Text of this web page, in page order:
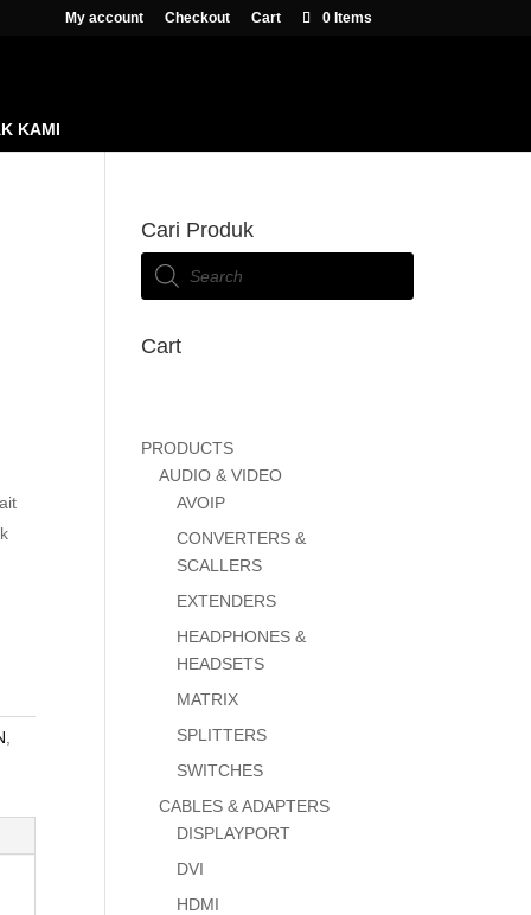
My account Checkout Cart 0 Items
KAMI
Cari Produk
Products
search
Cart
PRODUCTS
AUDIO & VIDEO
AVOIP
CONVERTERS &
SCALLERS
EXTENDERS
HEADPHONES &
HEADSETS
MATRIX
SPLITTERS
SWITCHES
CABLES & ADAPTERS
DISPLAYPORT
DVI
HDMI